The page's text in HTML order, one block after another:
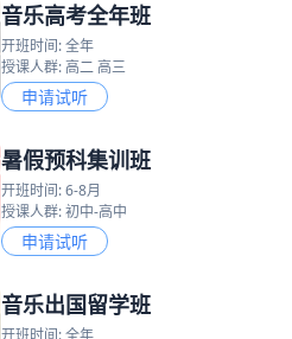
音乐高考全年班
开班时间: 全年
授课人群: 高二 高三
申请试听
暑假预科集训班
开班时间: 6-8月
授课人群: 初中-高中
申请试听
音乐出国留学班
开班时间: 全年